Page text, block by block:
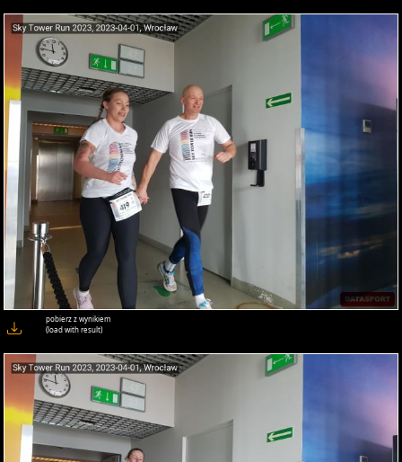
pobierz z wynikiem
(load with result)